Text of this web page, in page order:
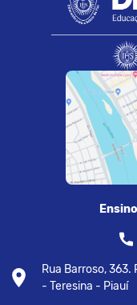
Rua Barroso,
- Teresina - Piauí